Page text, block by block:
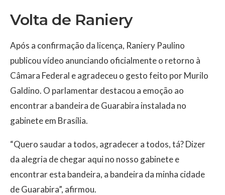
Volta de Raniery
Após a confirmação da licença, Raniery Paulino
publicou vídeo anunciando oficialmente o retorno à
Câmara Federal e agradeceu o gesto feito por Murilo
Galdino. O parlamentar destacou a emoção ao
encontrar a bandeira de Guarabira instalada no
gabinete em Brasília.
“Quero saudar a todos, agradecer a todos, tá? Dizer
da alegria de chegar aqui no nosso gabinete e
encontrar esta bandeira, a bandeira da minha cidade
de Guarabira”, afirmou.